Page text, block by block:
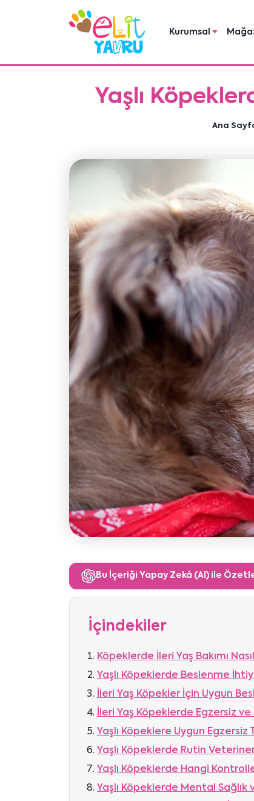
Kurumsal
Yaşlı
Ana
Bu İçeriği Yapay Zekâ (AI) ile
İçindekiler
Köpeklerde İleri Yaş Bakımı
Yaşlı Köpeklerde Beslenme
İleri Yaş Köpekler İçin Uygun
İleri Yaş Köpeklerde Egzersiz
Yaşlı Köpeklere Uygun Egzersiz
Yaşlı Köpeklerde Rutin
Yaşlı Köpeklerde Hangi
Yaşlı Köpeklerde Mental